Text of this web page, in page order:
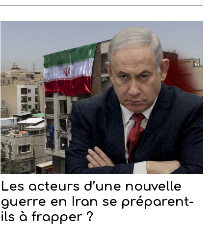
Les acteurs d’une nouvelle
guerre en Iran se préparent-
ils à frapper ?